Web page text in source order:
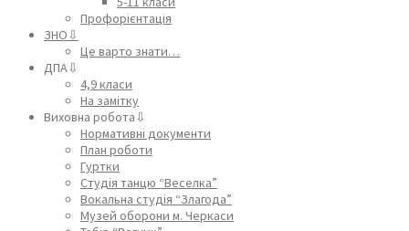
Профорієнтація
ЗНО⇩
Це варто знати…
ДПА⇩
4,9 класи
На замітку
Виховна робота⇩
Нормативні документи
План роботи
Гуртки
Студія танцю “Веселка”
Вокальна студія “Злагода”
Музей оборони м. Черкаси